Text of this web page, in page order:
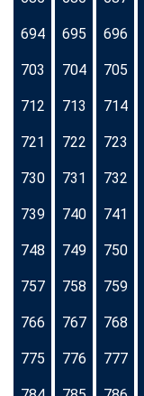
694 695 696
703 704 705
712 713 714
721 722 723
730 731 732
739 740 741
748 749 750
757 758 759
766 767 768
775 776 777